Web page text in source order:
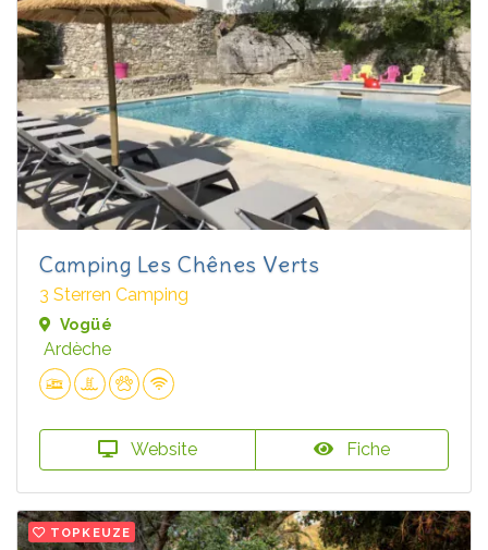
Camping Les Chênes Verts
3 Sterren Camping
Vogüé
Ardèche
Website Fiche
TOPKEUZE